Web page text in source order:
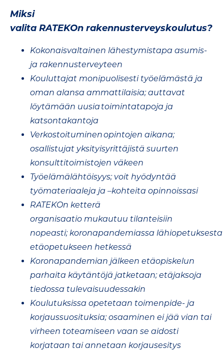
Miksi
valita RATEKOn rakennusterveyskoulutus?
Kokonaisvaltainen lähestymistapa asumis-
ja rakennusterveyteen
Kouluttajat monipuolisesti työelämästä ja
oman alansa ammattilaisia; auttavat
löytämään uusia toimintatapoja​ ja
katsontakantoja
Verkostoituminen ​opintojen aikana;
osallistujat yksityisyrittäjistä suurten
konsulttitoimistojen väkeen
Työelämälähtöisyys; voit hyödyntää
työmateriaaleja ja –kohteita opinnoissasi
RATEKOn ketterä
organisaatio mukautuu tilanteisiin
nopeasti; koronapandemiassa lähiopetuksesta
etäopetukseen hetkessä
Koronapandemian jälkeen etäopiskelun
parhaita käytäntöjä jatketaan; etäjaksoja
tiedossa tulevaisuudessakin
Koulutuksissa opetetaan toimenpide- ja
korjaussuosituksia; osaaminen ei jää vian tai
virheen toteamiseen vaan se aidosti
korjataan tai annetaan korjausesitys